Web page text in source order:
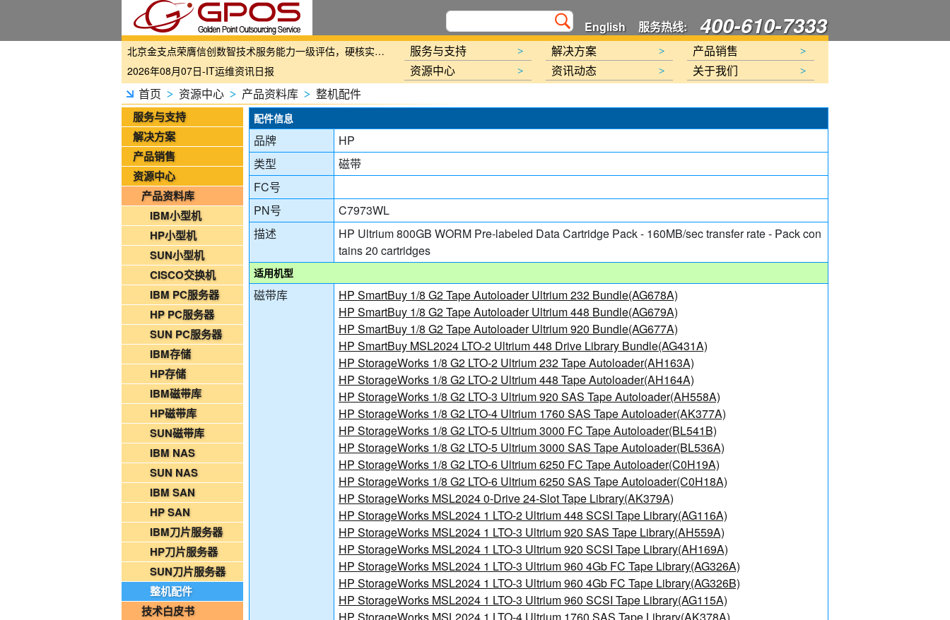
English 服务热线: 400-610-7333
国家铁路局关于印发《“十四五”铁路科技创新规划》的通知
北京金支点荣膺信创数智技术服务能力一级评估，硬核实力护航产业数字化转型
2026年08月07日-IT运维资讯日报
2026年08月07日-铁路智慧运维资讯日报
2026年08月07日-烟草IT运维资讯日报
2026年08月06日-IT运维资讯日报
2026年08月06日-铁路智慧运维资讯日报
2026年08月06日-烟草IT运维资讯日报
2026年08月05日-金支点IT运维资讯日报
2026年08月05日-金支点铁路智慧运维资讯日报
2026年08月05日-金支点烟草IT运维资讯日报
20260804-金支点IT运维资讯日报
20260804-金支点铁路智慧运维资讯日报
20260804-金支点烟草IT运维资讯日报
2026年08月03日-金支点IT运维资讯日报
2026年08月03日-金支点铁路智慧运维资讯日报
国家铁路局关于印发《“十四五”铁路科技创新规划》的通知
北京金支点荣膺信创数智技术服务能力一级评估，硬核实力护航产业数字化转型
2026年08月07日-IT运维资讯日报
2026年08月07日-铁路智慧运维资讯日报
2026年08月07日-烟草IT运维资讯日报
2026年08月06日-IT运维资讯日报
2026年08月06日-铁路智慧运维资讯日报
2026年08月06日-烟草IT运维资讯日报
2026年08月05日-金支点IT运维资讯日报
2026年08月05日-金支点铁路智慧运维资讯日报
2026年08月05日-金支点烟草IT运维资讯日报
20260804-金支点IT运维资讯日报
20260804-金支点铁路智慧运维资讯日报
20260804-金支点烟草IT运维资讯日报
服务与支持 > 解决方案 > 产品销售 >
资源中心 > 资讯动态 > 关于我们 >
首页 > 资源中心 > 产品资料库 > 整机配件
服务与支持
解决方案
产品销售
资源中心
产品资料库
IBM小型机
HP小型机
SUN小型机
CISCO交换机
IBM PC服务器
HP PC服务器
SUN PC服务器
IBM存储
HP存储
IBM磁带库
HP磁带库
SUN磁带库
IBM NAS
SUN NAS
IBM SAN
HP SAN
IBM刀片服务器
HP刀片服务器
SUN刀片服务器
整机配件
技术白皮书
配件信息
品牌
HP
类型
磁带
FC号
PN号
C7973WL
描述
HP Ultrium 800GB WORM Pre-labeled Data Cartridge Pack - 160MB/sec transfer rate - Pack con
tains 20 cartridges
适用机型
磁带库
HP SmartBuy 1/8 G2 Tape Autoloader Ultrium 232 Bundle(AG678A)
HP SmartBuy 1/8 G2 Tape Autoloader Ultrium 448 Bundle(AG679A)
HP SmartBuy 1/8 G2 Tape Autoloader Ultrium 920 Bundle(AG677A)
HP SmartBuy MSL2024 LTO-2 Ultrium 448 Drive Library Bundle(AG431A)
HP StorageWorks 1/8 G2 LTO-2 Ultrium 232 Tape Autoloader(AH163A)
HP StorageWorks 1/8 G2 LTO-2 Ultrium 448 Tape Autoloader(AH164A)
HP StorageWorks 1/8 G2 LTO-3 Ultrium 920 SAS Tape Autoloader(AH558A)
HP StorageWorks 1/8 G2 LTO-4 Ultrium 1760 SAS Tape Autoloader(AK377A)
HP StorageWorks 1/8 G2 LTO-5 Ultrium 3000 FC Tape Autoloader(BL541B)
HP StorageWorks 1/8 G2 LTO-5 Ultrium 3000 SAS Tape Autoloader(BL536A)
HP StorageWorks 1/8 G2 LTO-6 Ultrium 6250 FC Tape Autoloader(C0H19A)
HP StorageWorks 1/8 G2 LTO-6 Ultrium 6250 SAS Tape Autoloader(C0H18A)
HP StorageWorks MSL2024 0-Drive 24-Slot Tape Library(AK379A)
HP StorageWorks MSL2024 1 LTO-2 Ultrium 448 SCSI Tape Library(AG116A)
HP StorageWorks MSL2024 1 LTO-3 Ultrium 920 SAS Tape Library(AH559A)
HP StorageWorks MSL2024 1 LTO-3 Ultrium 920 SCSI Tape Library(AH169A)
HP StorageWorks MSL2024 1 LTO-3 Ultrium 960 4Gb FC Tape Library(AG326A)
HP StorageWorks MSL2024 1 LTO-3 Ultrium 960 4Gb FC Tape Library(AG326B)
HP StorageWorks MSL2024 1 LTO-3 Ultrium 960 SCSI Tape Library(AG115A)